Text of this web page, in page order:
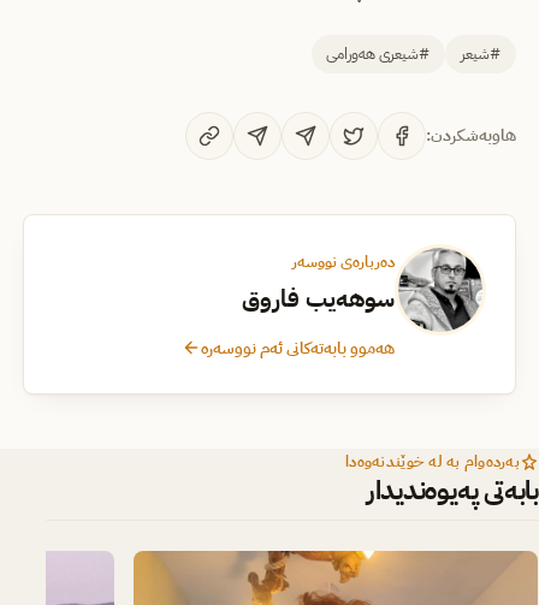
#شیعر #شیعری هەورامی
هاوبەشکردن:
دەربارەی نووسەر
سوهەیب فاروق
هەموو بابەتەکانی ئەم نووسەرە
بەردەوام بە لە خوێندنەوەدا
بابەتی پەیوەندیدار